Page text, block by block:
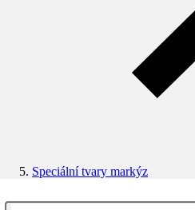
Speciální tvary markýz